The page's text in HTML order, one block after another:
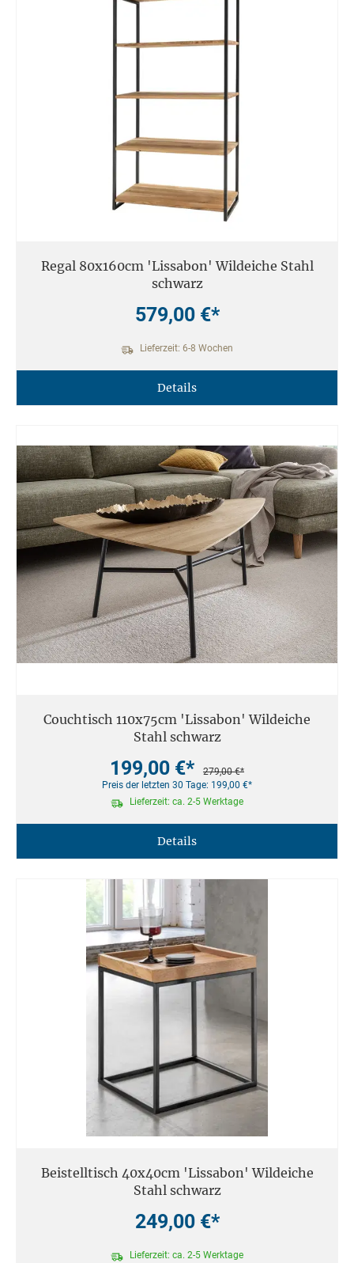
Regal 80x160cm 'Lissabon' Wildeiche Stahl
schwarz
579,00 €*
Lieferzeit: 6-8 Wochen
Details
Couchtisch 110x75cm 'Lissabon' Wildeiche
Stahl schwarz
199,00 €*
279,00 €*
Preis der letzten 30 Tage: 199,00 €*
Lieferzeit: ca. 2-5 Werktage
Details
Beistelltisch 40x40cm 'Lissabon' Wildeiche
Stahl schwarz
249,00 €*
Lieferzeit: ca. 2-5 Werktage